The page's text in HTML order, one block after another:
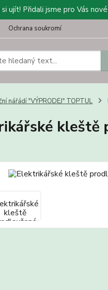
ujít! Přidali jsme pro Vás
Ochrana soukromí
nářádí "VÝPRODEJ" TOPTUL
kleště